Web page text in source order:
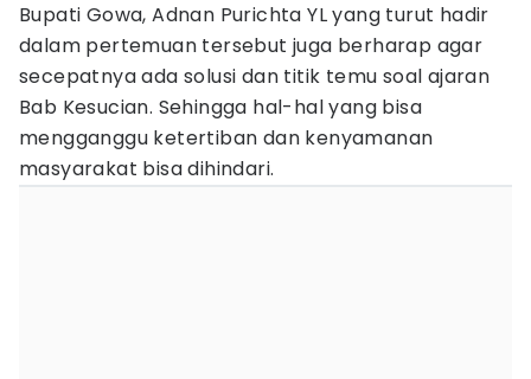
Bupati Gowa, Adnan Purichta YL yang turut hadir
dalam pertemuan tersebut juga berharap agar
secepatnya ada solusi dan titik temu soal ajaran
Bab Kesucian. Sehingga hal-hal yang bisa
mengganggu ketertiban dan kenyamanan
masyarakat bisa dihindari.